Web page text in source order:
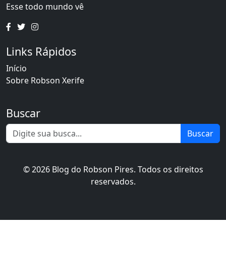
Esse todo mundo vê
Links Rápidos
Início
Sobre Robson Xerife
Buscar
Buscar
© 2026 Blog do Robson Pires. Todos os direitos
reservados.